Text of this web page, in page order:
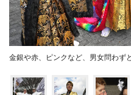
金銀や赤、ピンクなど、男女問わず